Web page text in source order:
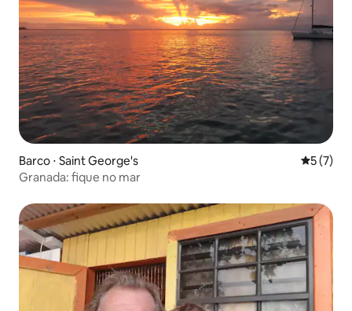
Barco ⋅ Saint George's 5 de
5 (7)
Granada: fique no mar